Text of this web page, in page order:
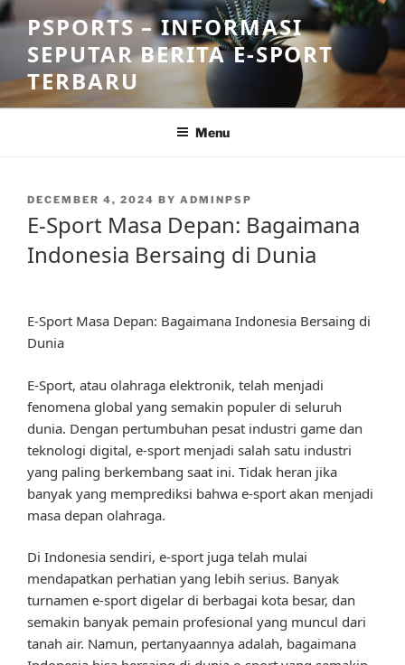
Skip
to
content
PSPORTS – INFORMASI
SEPUTAR BERITA E-SPORT
TERBARU
Menu
POSTED
DECEMBER 4, 2024 BY ADMINPSP
E-Sport Masa Depan: Bagaimana
Indonesia Bersaing di Dunia
E-Sport Masa Depan: Bagaimana Indonesia Bersaing di
Dunia
E-Sport, atau olahraga elektronik, telah menjadi
fenomena global yang semakin populer di seluruh
dunia. Dengan pertumbuhan pesat industri game dan
teknologi digital, e-sport menjadi salah satu industri
yang paling berkembang saat ini. Tidak heran jika
banyak yang memprediksi bahwa e-sport akan menjadi
masa depan olahraga.
Di Indonesia sendiri, e-sport juga telah mulai
mendapatkan perhatian yang lebih serius. Banyak
turnamen e-sport digelar di berbagai kota besar, dan
semakin banyak pemain profesional yang muncul dari
tanah air. Namun, pertanyaannya adalah, bagaimana